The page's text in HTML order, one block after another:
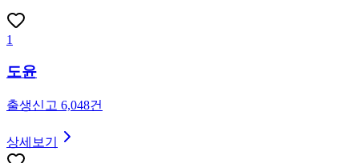
1
도윤
출생신고 6,048건
상세보기